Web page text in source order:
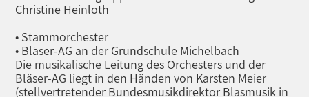
Christine Heinloth
• Stammorchester
• Bläser-AG an der Grundschule Michelbach
Die musikalische Leitung des Orchesters und der
Bläser-AG liegt in den Händen von Karsten Meier
(stellvertretender Bundesmusikdirektor Blasmusik in